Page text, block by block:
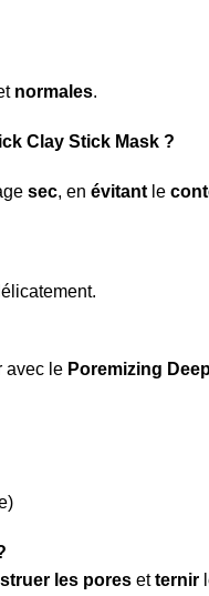
normales.
Clay Stick Mask ?
sec, en évitant le
avec le Poremizing
les pores etternir